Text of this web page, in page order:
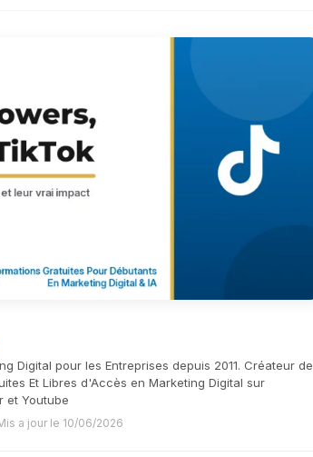
Digital pour les Entreprises depuis 2011. Créateur de
Et Libres d'Accès en Marketing Digital sur
et Youtube
a jour le 10/06/2026